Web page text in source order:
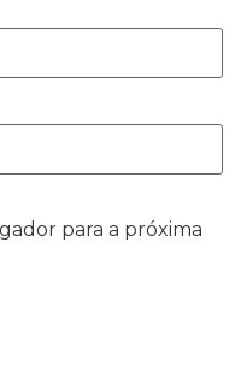
para a próxima